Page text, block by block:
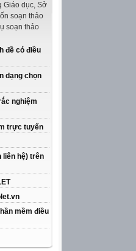
Giáo dục, Sở
soạn thảo
soạn thảo
đề có điều
dạng chọn
nghiệm
trực tuyến
liên hệ) trên
mềm điều